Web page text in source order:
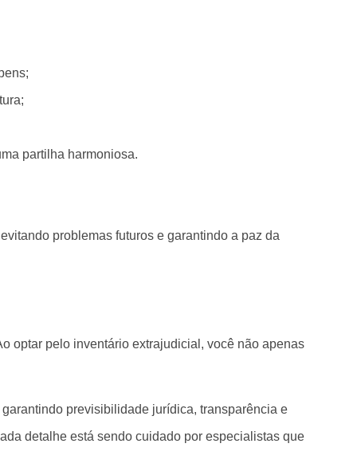
partilha harmoniosa.
problemas futuros e garantindo a paz da
optar pelo inventário extrajudicial, você não apenas
previsibilidade jurídica, transparência e
detalhe está sendo cuidado por especialistas que